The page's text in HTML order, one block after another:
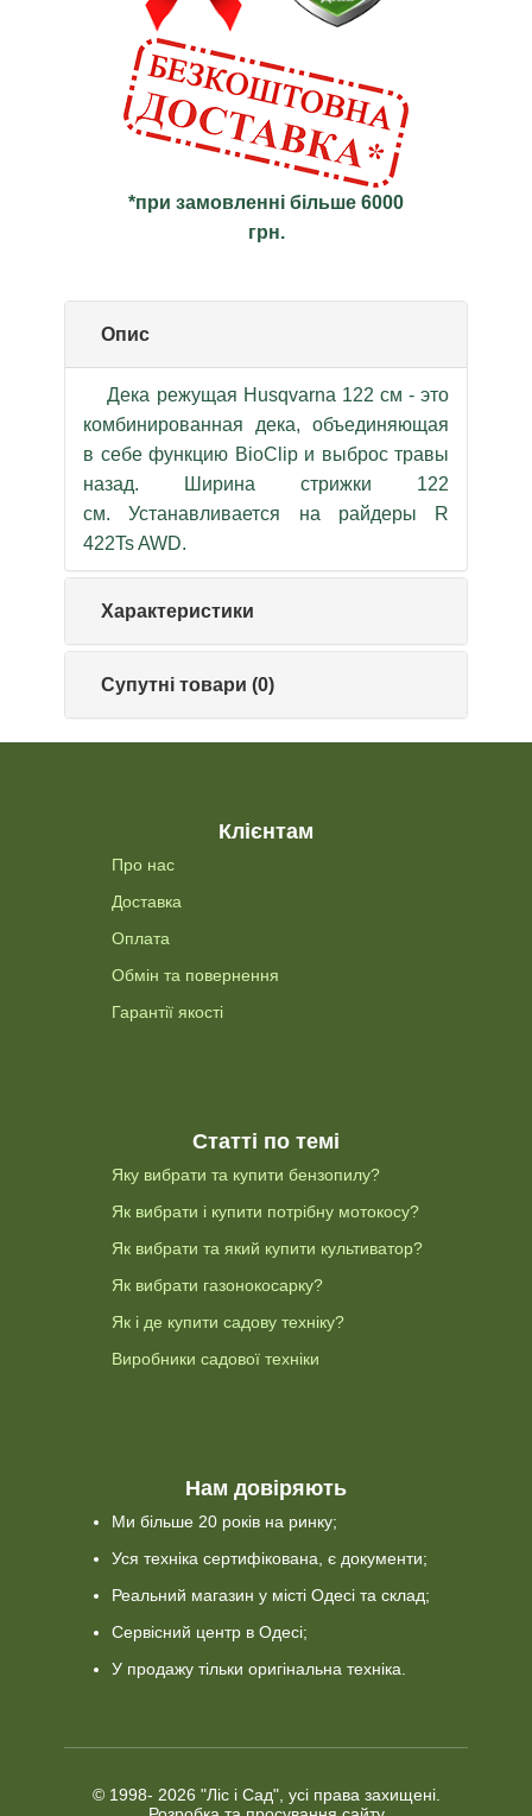
*при замовленні більше 6000
грн.
Опис
Дека режущая Husqvarna 122 см - это
комбинированная дека, объединяющая
в себе функцию BioClip и выброс травы
назад. Ширина стрижки 122
см. Устанавливается на райдеры R
422Ts AWD.
Характеристики
Супутні товари (0)
Клієнтам
Про нас
Доставка
Оплата
Обмін та повернення
Гарантії якості
Статті по темі
Яку вибрати та купити бензопилу?
Як вибрати і купити потрібну мотокосу?
Як вибрати та який купити культиватор?
Як вибрати газонокосарку?
Як і де купити садову техніку?
Виробники садової техніки
Нам довіряють
Ми більше 20 років на ринку;
Уся техніка сертифікована, є документи;
Реальний магазин у місті Одесі та склад;
Сервісний центр в Одесі;
У продажу тільки оригінальна техніка.
© 1998- 2026 "Ліс і Сад", усі права захищені.